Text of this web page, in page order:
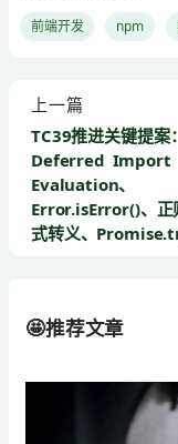
前端开发
npm
上一篇
TC39推进关键提案：
Deferred Import
Evaluation、
Error.isError()、正
式转义、
🤩推荐文章